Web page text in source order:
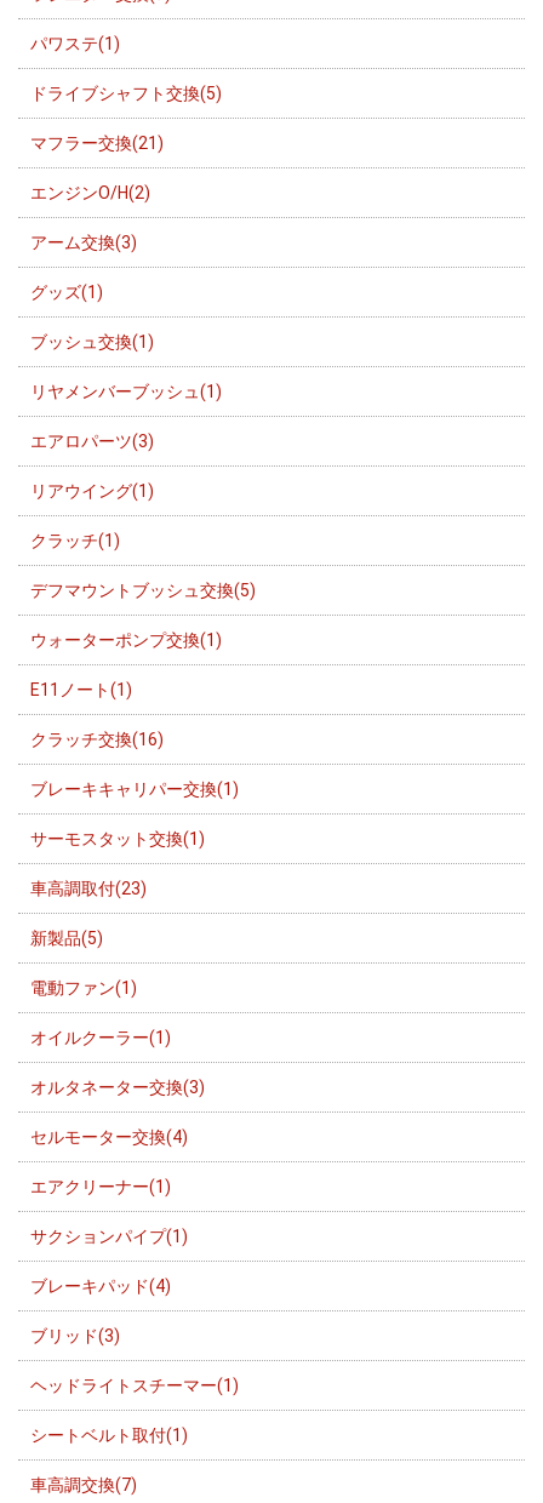
パワステ(1)
ドライブシャフト交換(5)
マフラー交換(21)
エンジンO/H(2)
アーム交換(3)
グッズ(1)
ブッシュ交換(1)
リヤメンバーブッシュ(1)
エアロパーツ(3)
リアウイング(1)
クラッチ(1)
デフマウントブッシュ交換(5)
ウォーターポンプ交換(1)
E11ノート(1)
クラッチ交換(16)
ブレーキキャリパー交換(1)
サーモスタット交換(1)
車高調取付(23)
新製品(5)
電動ファン(1)
オイルクーラー(1)
オルタネーター交換(3)
セルモーター交換(4)
エアクリーナー(1)
サクションパイプ(1)
ブレーキパッド(4)
ブリッド(3)
ヘッドライトスチーマー(1)
シートベルト取付(1)
車高調交換(7)